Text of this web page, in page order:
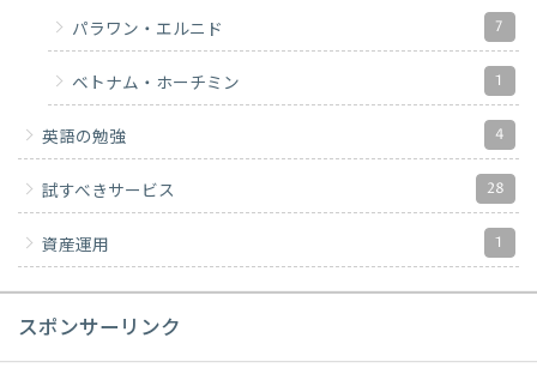
パラワン・エルニド 7
ベトナム・ホーチミン 1
英語の勉強 4
試すべきサービス 28
資産運用 1
スポンサーリンク